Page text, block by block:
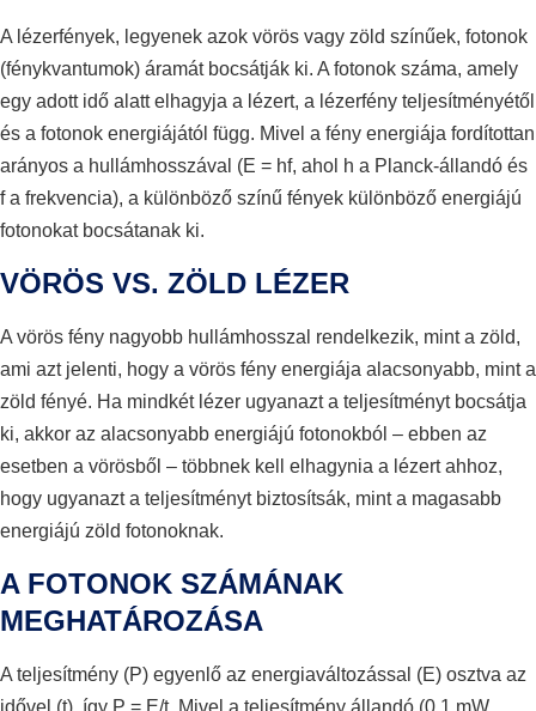
A lézerfények, legyenek azok vörös vagy zöld színűek, fotonok
(fénykvantumok) áramát bocsátják ki. A fotonok száma, amely
egy adott idő alatt elhagyja a lézert, a lézerfény teljesítményétől
és a fotonok energiájától függ. Mivel a fény energiája fordítottan
arányos a hullámhosszával (E = hf, ahol h a Planck-állandó és
f a frekvencia), a különböző színű fények különböző energiájú
fotonokat bocsátanak ki.
VÖRÖS VS. ZÖLD LÉZER
A vörös fény nagyobb hullámhosszal rendelkezik, mint a zöld,
ami azt jelenti, hogy a vörös fény energiája alacsonyabb, mint a
zöld fényé. Ha mindkét lézer ugyanazt a teljesítményt bocsátja
ki, akkor az alacsonyabb energiájú fotonokból – ebben az
esetben a vörösből – többnek kell elhagynia a lézert ahhoz,
hogy ugyanazt a teljesítményt biztosítsák, mint a magasabb
energiájú zöld fotonoknak.
A FOTONOK SZÁMÁNAK
MEGHATÁROZÁSA
A teljesítmény (P) egyenlő az energiaváltozással (E) osztva az
idővel (t), így P = E/t. Mivel a teljesítmény állandó (0,1 mW